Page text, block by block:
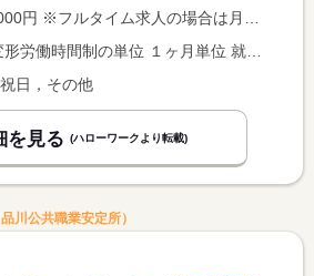
場合は月額（換算額）、パート求人の場合は時間額を表示しています。
日，その他
を見る (ハローワークより転載)
川公共職業安定所）